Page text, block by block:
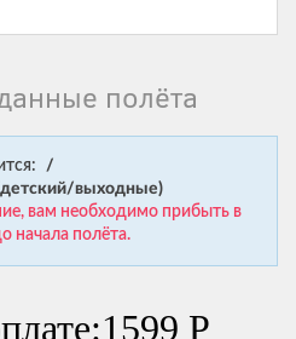
полёта
выходные)
вам необходимо прибыть в
начала полёта.
1599 Р